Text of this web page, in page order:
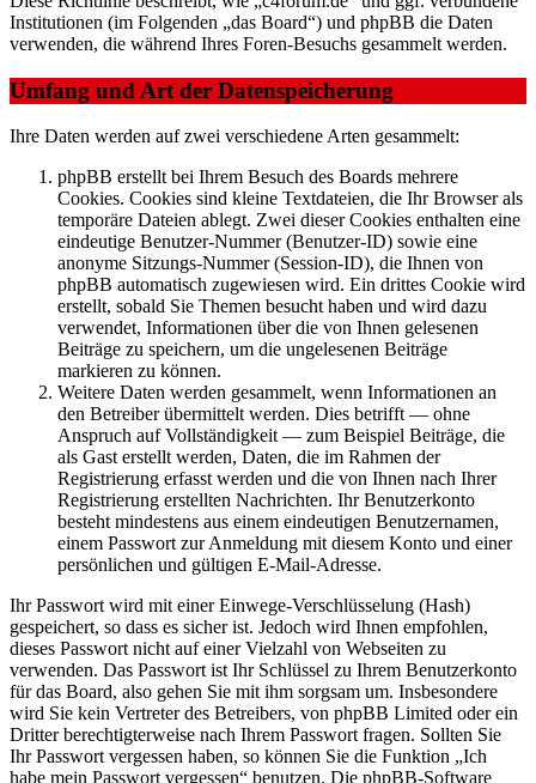
Institutionen (im Folgenden „das Board“) und phpBB die Daten
verwenden, die während Ihres Foren-Besuchs gesammelt werden.
Umfang und Art der Datenspeicherung
Ihre Daten werden auf zwei verschiedene Arten gesammelt:
phpBB erstellt bei Ihrem Besuch des Boards mehrere
Cookies. Cookies sind kleine Textdateien, die Ihr Browser als
temporäre Dateien ablegt. Zwei dieser Cookies enthalten eine
eindeutige Benutzer-Nummer (Benutzer-ID) sowie eine
anonyme Sitzungs-Nummer (Session-ID), die Ihnen von
phpBB automatisch zugewiesen wird. Ein drittes Cookie wird
erstellt, sobald Sie Themen besucht haben und wird dazu
verwendet, Informationen über die von Ihnen gelesenen
Beiträge zu speichern, um die ungelesenen Beiträge
markieren zu können.
Weitere Daten werden gesammelt, wenn Informationen an
den Betreiber übermittelt werden. Dies betrifft — ohne
Anspruch auf Vollständigkeit — zum Beispiel Beiträge, die
als Gast erstellt werden, Daten, die im Rahmen der
Registrierung erfasst werden und die von Ihnen nach Ihrer
Registrierung erstellten Nachrichten. Ihr Benutzerkonto
besteht mindestens aus einem eindeutigen Benutzernamen,
einem Passwort zur Anmeldung mit diesem Konto und einer
persönlichen und gültigen E-Mail-Adresse.
Ihr Passwort wird mit einer Einwege-Verschlüsselung (Hash)
gespeichert, so dass es sicher ist. Jedoch wird Ihnen empfohlen,
dieses Passwort nicht auf einer Vielzahl von Webseiten zu
verwenden. Das Passwort ist Ihr Schlüssel zu Ihrem Benutzerkonto
für das Board, also gehen Sie mit ihm sorgsam um. Insbesondere
wird Sie kein Vertreter des Betreibers, von phpBB Limited oder ein
Dritter berechtigterweise nach Ihrem Passwort fragen. Sollten Sie
Ihr Passwort vergessen haben, so können Sie die Funktion „Ich
habe mein Passwort vergessen“ benutzen. Die phpBB-Software